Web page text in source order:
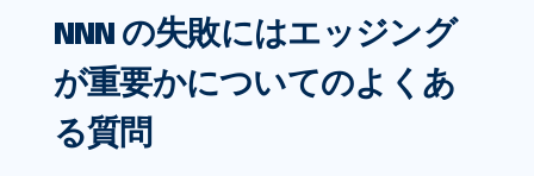
NNN の失敗にはエッジング
が重要かについてのよくあ
る質問